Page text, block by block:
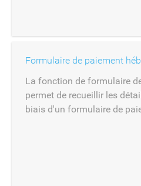
Formulaire de paiement
La fonction de formulaire
permet de recueillir les
biais d'un formulaire de